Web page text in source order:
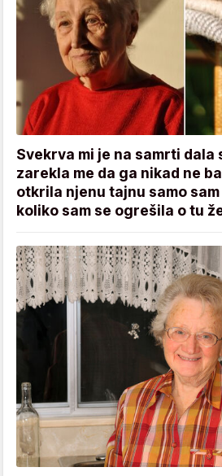
Svekrva mi je na samrti dala
zarekla me da ga nikad ne
otkrila njenu tajnu samo
koliko sam se ogrešila o tu